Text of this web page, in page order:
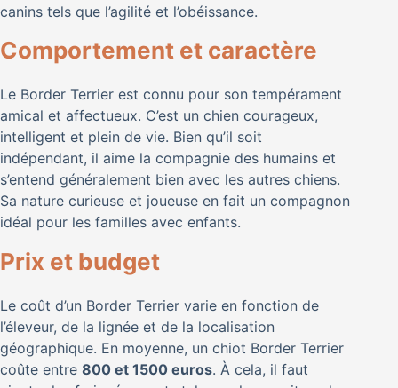
canins tels que l’agilité et l’obéissance.
Comportement et caractère
Le Border Terrier est connu pour son tempérament
amical et affectueux. C’est un chien courageux,
intelligent et plein de vie. Bien qu’il soit
indépendant, il aime la compagnie des humains et
s’entend généralement bien avec les autres chiens.
Sa nature curieuse et joueuse en fait un compagnon
idéal pour les familles avec enfants.
Prix et budget
Le coût d’un Border Terrier varie en fonction de
l’éleveur, de la lignée et de la localisation
géographique. En moyenne, un chiot Border Terrier
coûte entre 800 et 1500 euros. À cela, il faut